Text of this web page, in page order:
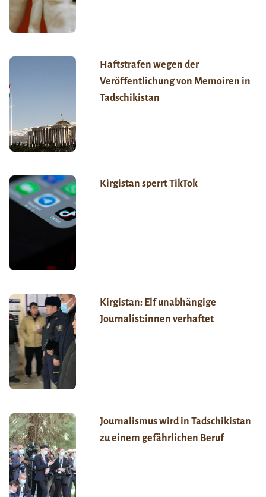
Haftstrafen wegen der
Veröffentlichung von Memoiren in
Tadschikistan
Kirgistan sperrt TikTok
Kirgistan: Elf unabhängige
Journalist:innen verhaftet
Journalismus wird in Tadschikistan
zu einem gefährlichen Beruf